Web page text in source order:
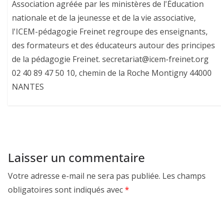
Association agréée par les ministères de l'Éducation
nationale et de la jeunesse et de la vie associative,
l'ICEM-pédagogie Freinet regroupe des enseignants,
des formateurs et des éducateurs autour des principes
de la pédagogie Freinet. secretariat@icem-freinet.org
02 40 89 47 50 10, chemin de la Roche Montigny 44000
NANTES
Laisser un commentaire
Votre adresse e-mail ne sera pas publiée. Les champs
obligatoires sont indiqués avec*